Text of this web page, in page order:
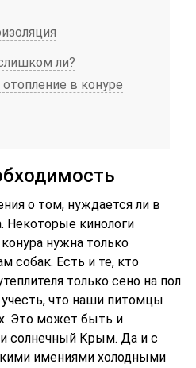
ли?
в конуре
о том, нуждается ли в
Некоторые кинологи
нужна только
собак. Есть и те, кто
только сено на пол
что наши питомцы
Это может быть и
солнечный Крым. Да и с
имениями холодными